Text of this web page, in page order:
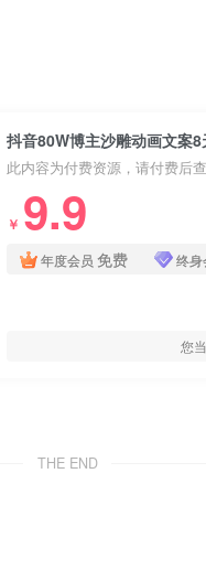
此内容为付费资源，请付费后
￥ 9.9
年度会员 免费 终身
您
THE END